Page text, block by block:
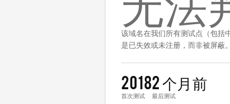
该域名在我们所有测试点（包
是已失效或未注册，而非被屏蔽。
2018
首次测试
2 个月前
最后测试